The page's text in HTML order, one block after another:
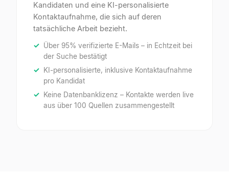
Kandidaten und eine KI-personalisierte
Kontaktaufnahme, die sich auf deren
tatsächliche Arbeit bezieht.
Über 95% verifizierte E-Mails – in Echtzeit bei
der Suche bestätigt
KI-personalisierte, inklusive Kontaktaufnahme
pro Kandidat
Keine Datenbanklizenz – Kontakte werden live
aus über 100 Quellen zusammengestellt